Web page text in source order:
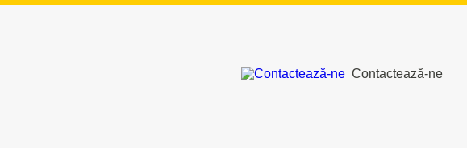
Contactează-ne